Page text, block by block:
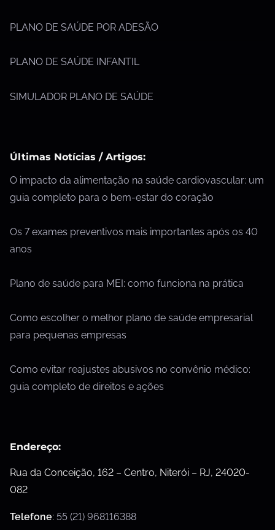
PLANO DE SAÚDE POR ADESÃO
PLANO DE SAÚDE INFANTIL
SIMULADOR PLANO DE SAÚDE
Últimas Notícias / Artigos:
O impacto da alimentação na saúde cardiovascular: um
guia completo para o bem-estar do coração
Os 7 exames preventivos mais importantes após os 40
anos
Plano de saúde para MEI: como funciona na prática
Como escolher o melhor plano de saúde empresarial
para pequenas empresas
Como evitar reajustes abusivos no convênio médico:
guia completo de direitos e ações
Endereço:
Rua da Conceição, 162 – Centro, Niterói – RJ, 24020-
082
Telefone: 55 (21) 968116388